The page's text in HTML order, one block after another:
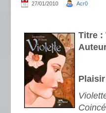
27/01/2010 Acr0
Titre :